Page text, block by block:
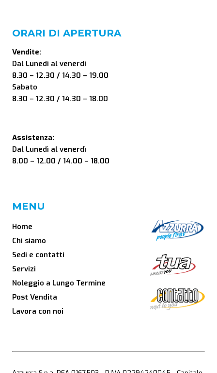
ORARI DI APERTURA
Vendite:
Dal Lunedì al venerdì
8.30 – 12.30 / 14.30 – 19.00
Sabato
8.30 – 12.30 / 14.30 – 18.00
Assistenza:
Dal Lunedì al venerdì
8.00 – 12.00 / 14.00 – 18.00
MENU
Home
Chi siamo
Sedi e contatti
Servizi
Noleggio a Lungo Termine
Post Vendita
Lavora con noi